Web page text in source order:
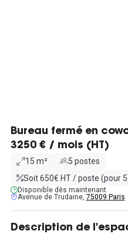
Bureau fermé en
3250 € / mois (HT)
15 m²
5 postes
Soit 650€ HT / poste (pour
Disponible dès maintenant
Avenue de Trudaine, 75009 Paris
Description de